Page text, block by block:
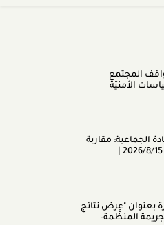
المجتمع
الأمنيّة
(تمّوز 2026)
اﻟﺠﻤﺎﻋﻴﺔ: ﻣﻘﺎرﺑﺔ
دعوة | طاولة مستديرة بعنوان "عرض نتائج
المنظَّمة-